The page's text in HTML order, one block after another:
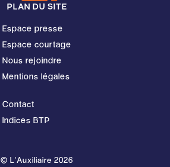
PLAN DU SITE
Espace presse
Espace courtage
Nous rejoindre
Mentions légales
Contact
Indices BTP
© L'Auxiliaire 2026